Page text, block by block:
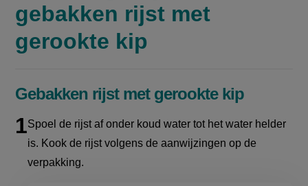
gebakken rijst met
gerookte kip
Gebakken rijst met gerookte kip
Spoel de rijst af onder koud water tot het water helder
is. Kook de rijst volgens de aanwijzingen op de
verpakking.